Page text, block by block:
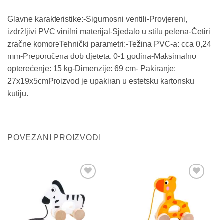
Glavne karakteristike:-Sigurnosni ventili-Provjereni,
izdržljivi PVC vinilni materijal-Sjedalo u stilu pelena-Četiri
zračne komoreTehnički parametri:-Težina PVC-a: cca 0,24
mm-Preporučena dob djeteta: 0-1 godina-Maksimalno
opterećenje: 15 kg-Dimenzije: 69 cm- Pakiranje:
27x19x5cmProizvod je upakiran u estetsku kartonsku
kutiju.
POVEZANI PROIZVODI
proizvod